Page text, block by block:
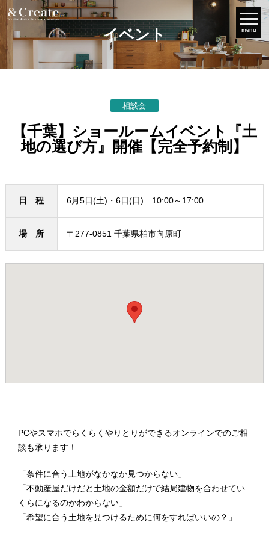
menu
イベント
相談会
【千葉】ショールームイベント『土
地の選び方』開催【完全予約制】
日 程 6月5日(土)・6日(日) 10:00～17:00
場 所 〒277-0851 千葉県柏市向原町
PCやスマホでらくらくやりとりができるオンラインでのご相
談も承ります！
「条件に合う土地がなかなか見つからない」
「不動産屋だけだと土地の金額だけで結局建物を合わせてい
くらになるのかわからない」
「希望に合う土地を見つけるために何をすればいいの？」